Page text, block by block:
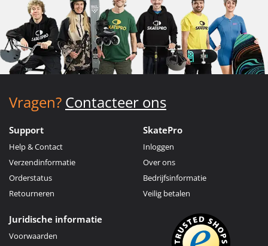
Vragen? Contacteer ons
Support
Help & Contact
Verzendinformatie
Orderstatus
Retourneren
SkatePro
Inloggen
Over ons
Bedrijfsinformatie
Veilig betalen
Juridische informatie
Voorwaarden